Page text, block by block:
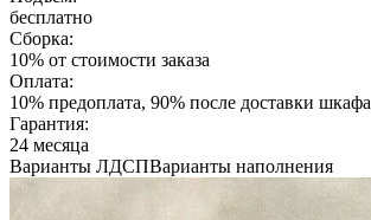
бесплатно
Сборка:
10% от стоимости заказа
Оплата:
10% предоплата, 90% после доставки шкафа
Гарантия:
24 месяца
Варианты ЛДСПВарианты наполнения